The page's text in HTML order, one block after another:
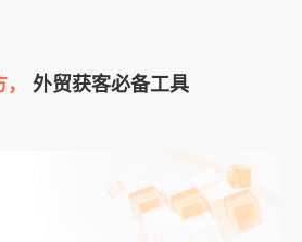
外贸获客必备工具